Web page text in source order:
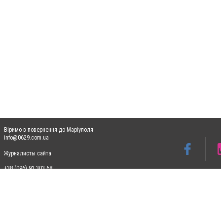
Віримо в повернення до Маріуполя
info@0629.com.ua
Журналисты сайта
+38 (096) 91 303 68